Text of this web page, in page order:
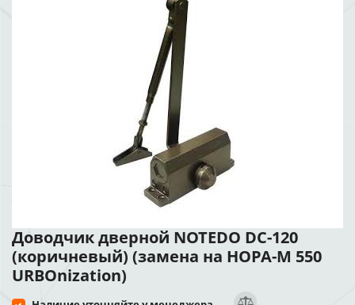
Доводчик дверной NOTEDO DC-120
(коричневый) (замена на НОРА-М 550
URBOnization)